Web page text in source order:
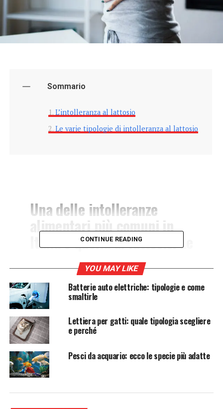
Sommario
L’intolleranza al lattosio
Le varie tipologie di intolleranza al lattosio
Una delle intolleranze
alimentari più comuni in
Italia è quella al lattosio. Le
persone che ne soffrono
sono dunque soggette, in
caso di assunzione di latte
e latticini, a reazioni non
allergiche che comportano
una serie di disturbi
intestinali, crampi e
gonfiore, ed in qualche
caso più grave anche
CONTINUE READING
YOU MAY LIKE
Batterie auto elettriche: tipologie e come
smaltirle
Lettiera per gatti: quale tipologia scegliere
e perché
Pesci da acquario: ecco le specie più adatte